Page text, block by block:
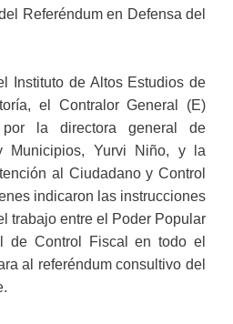
Referéndum en Defensa del
Instituto de Altos Estudios de
el Contralor General (E)
por la directora general de
Municipios, Yurvi Niño, y la
al Ciudadano y Control
indicaron las instrucciones
trabajo entre el Poder Popular
de Control Fiscal en todo el
al referéndum consultivo del